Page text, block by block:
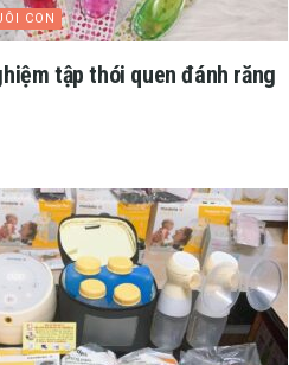
CON
tập thói quen đánh răng